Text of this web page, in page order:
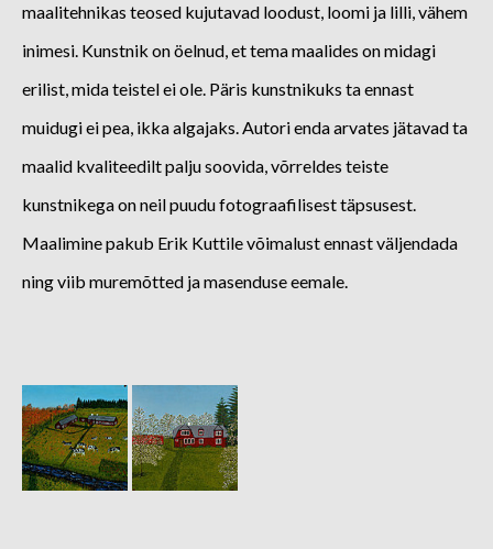
maalitehnikas teosed kujutavad loodust, loomi ja lilli, vähem
inimesi. Kunstnik on öelnud, et tema maalides on midagi
erilist, mida teistel ei ole. Päris kunstnikuks ta ennast
muidugi ei pea, ikka algajaks. Autori enda arvates jätavad ta
maalid kvaliteedilt palju soovida, võrreldes teiste
kunstnikega on neil puudu fotograafilisest täpsusest.
Maalimine pakub Erik Kuttile võimalust ennast väljendada
ning viib muremõtted ja masenduse eemale.